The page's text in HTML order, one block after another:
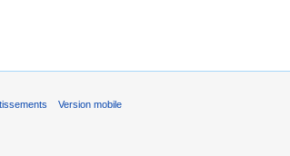
Version mobile